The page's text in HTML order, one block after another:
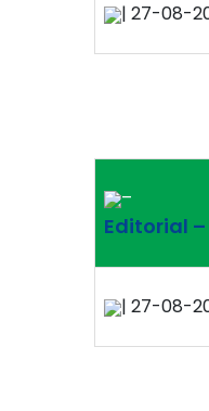
| 27-08-
–
Editorial
| 27-08-